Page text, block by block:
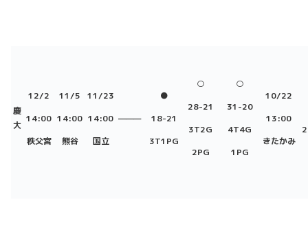
慶
大
12/2
14:00
秩父宮
11/5
14:00
熊谷
11/23
14:00
国立
———
●
18-21
3T1PG
○
28-21
3T2G
2PG
○
31-20
4T4G
1PG
10/22
13:00
きたかみ
2